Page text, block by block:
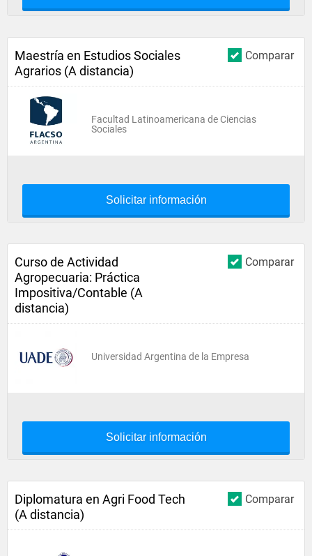
Comparar
Maestría en Estudios Sociales
Agrarios (A distancia)
Facultad Latinoamericana de Ciencias
Sociales
Solicitar información
Comparar
Curso de Actividad
Agropecuaria: Práctica
Impositiva/Contable (A
distancia)
Universidad Argentina de la Empresa
Solicitar información
Comparar
Diplomatura en Agri Food Tech
(A distancia)